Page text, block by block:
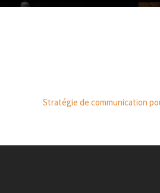
Stratégie de communication